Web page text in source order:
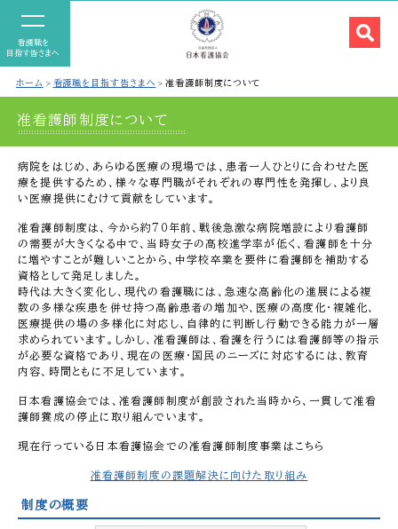
看護職を
目指す皆さまへ
ホーム 看護職を目指す皆さまへ 准看護師制度について
准看護師制度について
病院をはじめ、あらゆる医療の現場では、患者一人ひとりに合わせた医
療を提供するため、様々な専門職がそれぞれの専門性を発揮し、より良
い医療提供にむけて貢献をしています。
准看護師制度は、今から約70年前、戦後急激な病院増設により看護師
の需要が大きくなる中で、当時女子の高校進学率が低く、看護師を十分
に増やすことが難しいことから、中学校卒業を要件に看護師を補助する
資格として発足しました。
時代は大きく変化し、現代の看護職には、急速な高齢化の進展による複
数の多様な疾患を併せ持つ高齢患者の増加や、医療の高度化・複雑化、
医療提供の場の多様化に対応し、自律的に判断し行動できる能力が一層
求められています。しかし、准看護師は、看護を行うには看護師等の指示
が必要な資格であり、現在の医療・国民のニーズに対応するには、教育
内容、時間ともに不足しています。
日本看護協会では、准看護師制度が創設された当時から、一貫して准看
護師養成の停止に取り組んでいます。
現在行っている日本看護協会での准看護師制度事業はこちら
准看護師制度の課題解決に向けた取り組み
制度の概要